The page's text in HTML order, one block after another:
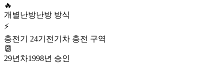
🔥
개별난방난방 방식
⚡
충전기 24기 전기차 충전 구역
📆
29년차1998년 승인